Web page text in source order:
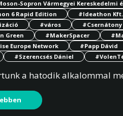
Sopron Vármegyei Kereskedelmi
6 Rapid Edition
#Ideathon Kft.
#város #Csernátony
Green
#MakerSpacer
Europe Network
#Papp Dávid
#Szerencsés Dániel
a hatodik alkalommal